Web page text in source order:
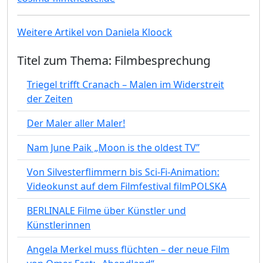
Weitere Artikel von Daniela Kloock
Titel zum Thema: Filmbesprechung
Triegel trifft Cranach – Malen im Widerstreit
der Zeiten
Der Maler aller Maler!
Nam June Paik „Moon is the oldest TV”
Von Silvesterflimmern bis Sci-Fi-Animation:
Videokunst auf dem Filmfestival filmPOLSKA
BERLINALE Filme über Künstler und
Künstlerinnen
Angela Merkel muss flüchten – der neue Film